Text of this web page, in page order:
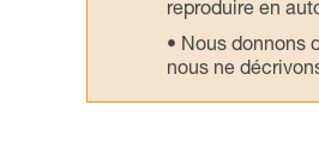
reproduire en
Nous donnons
nous ne